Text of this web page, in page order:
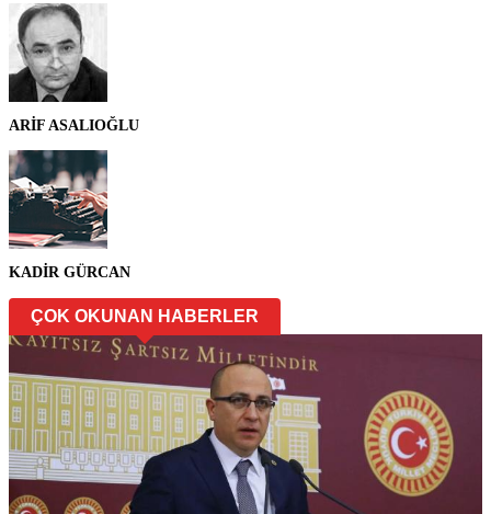
ARİF ASALIOĞLU
KADİR GÜRCAN
ÇOK OKUNAN HABERLER